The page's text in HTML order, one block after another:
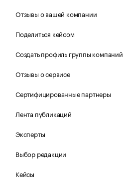
Отзывы о вашей компании
Поделиться кейсом
Создать профиль группы компаний
Отзывы о сервисе
Сертифицированные партнеры
Лента публикаций
Эксперты
Выбор редакции
Кейсы